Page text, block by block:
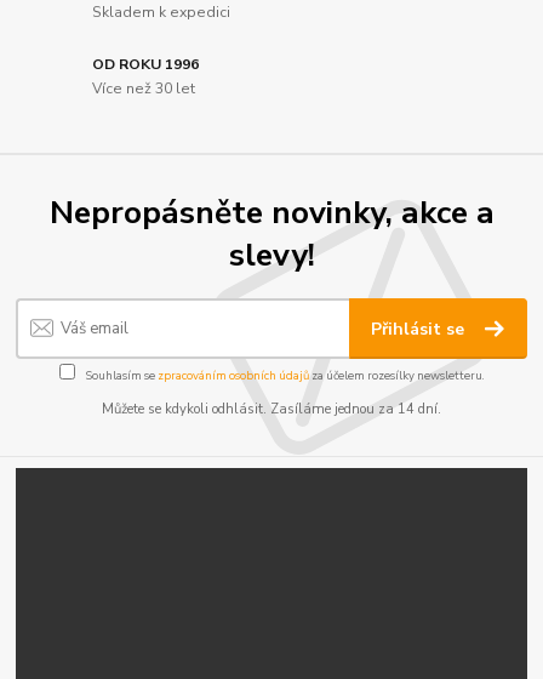
Skladem k expedici
OD ROKU 1996
Více než 30 let
Nepropásněte novinky, akce a
slevy!
Přihlásit se
Souhlasím se zpracováním osobních údajůza účelem rozesílky newsletteru.
Můžete se kdykoli odhlásit. Zasíláme jednou za 14 dní.